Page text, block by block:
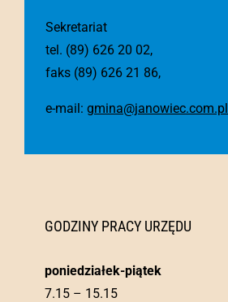
Sekretariat
tel. (89) 626 20 02,
faks (89) 626 21 86,
e-mail: gmina@janowiec.com.pl
GODZINY PRACY URZĘDU
poniedziałek-piątek
7.15 – 15.15